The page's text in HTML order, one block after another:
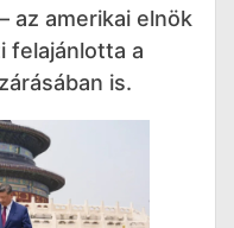
az amerikai elnök
felajánlotta a
is.